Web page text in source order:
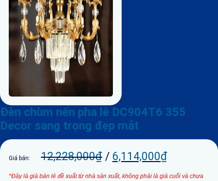
Đèn chùm nến pha lê DC904T6 355
Decor sang trọng đẹp mắt
Giá bán: 12,228,000₫ / 6,114,000₫
*Đây là giá bán lẻ đề xuất từ nhà sản xuất, không phải là giá cuối và chưa